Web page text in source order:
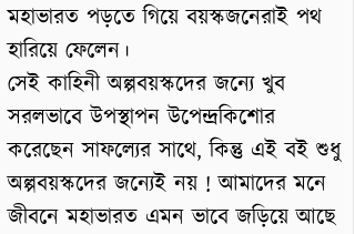
মহাভারত পড়তে গিয়ে বয়স্কজনেরাই পথ
হারিয়ে ফেলেন।
সেই কাহিনী অল্পবয়স্কদের জন্যে খুব
সরলভাবে উপস্থাপন উপেন্দ্রকিশোর
করেছেন সাফল্যের সাথে, কিন্তু এই বই শুধু
অল্পবয়স্কদের জন্যেই নয় ! আমাদের মনে
জীবনে মহাভারত এমন ভাবে জড়িয়ে আছে